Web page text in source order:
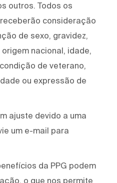
outros. Todos os
consideração
de sexo, gravidez,
nacional, idade,
de veterano,
ou expressão de
ajuste devido a uma
um e-mail para
da PPG podem
o que nos permite